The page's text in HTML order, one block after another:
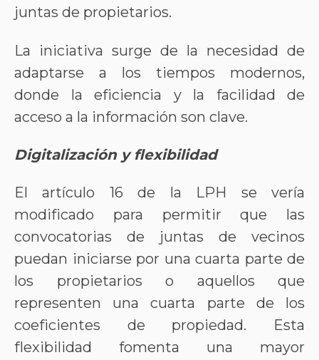
juntas de propietarios.
La iniciativa surge de la necesidad de
adaptarse a los tiempos modernos,
donde la eficiencia y la facilidad de
acceso a la información son clave.
Digitalización y flexibilidad
El artículo 16 de la LPH se vería
modificado para permitir que las
convocatorias de juntas de vecinos
puedan iniciarse por una cuarta parte de
los propietarios o aquellos que
representen una cuarta parte de los
coeficientes de propiedad. Esta
flexibilidad fomenta una mayor